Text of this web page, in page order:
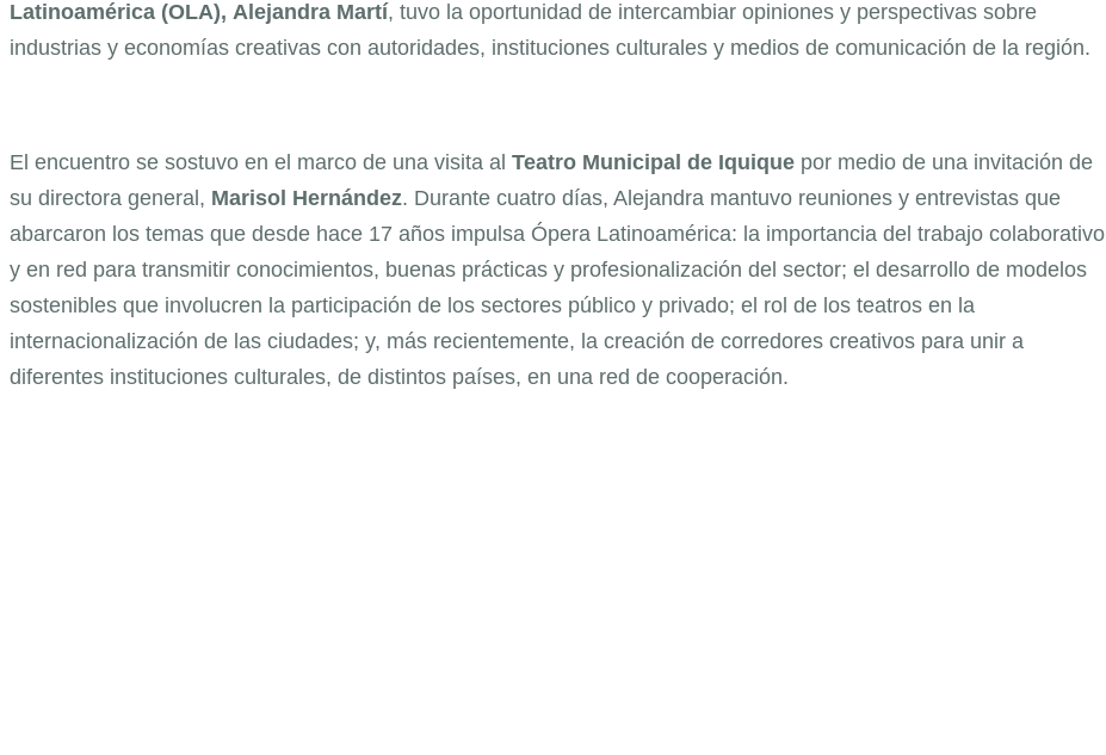
Latinoamérica (OLA), Alejandra Martí, tuvo la oportunidad de intercambiar opiniones y perspectivas sobre
industrias y economías creativas con autoridades, instituciones culturales y medios de comunicación de la región.
El encuentro se sostuvo en el marco de una visita al Teatro Municipal de Iquique por medio de una invitación de
su directora general, Marisol Hernández. Durante cuatro días, Alejandra mantuvo reuniones y entrevistas que
abarcaron los temas que desde hace 17 años impulsa Ópera Latinoamérica: la importancia del trabajo colaborativo
y en red para transmitir conocimientos, buenas prácticas y profesionalización del sector; el desarrollo de modelos
sostenibles que involucren la participación de los sectores público y privado; el rol de los teatros en la
internacionalización de las ciudades; y, más recientemente, la creación de corredores creativos para unir a
diferentes instituciones culturales, de distintos países, en una red de cooperación.